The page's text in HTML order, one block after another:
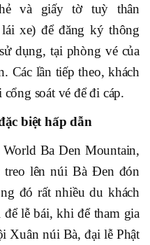
và giấy tờ tuỳ thân
xe) để đăng ký thông
dụng, tại phòng vé của
Các lần tiếp theo, khách
soát vé để đi cáp.
biệt hấp dẫn
Ba Den Mountain,
treo lên núi Bà Đen đón
đó rất nhiều du khách
lễ bái, khi để tham gia
Xuân núi Bà, đại lễ Phật